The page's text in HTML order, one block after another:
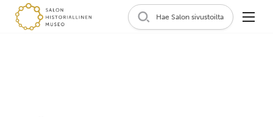
Hae Salon sivustoilta